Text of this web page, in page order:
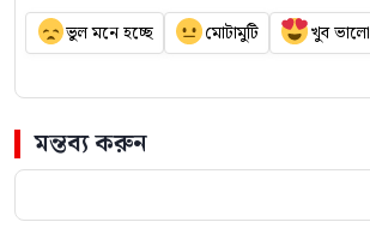
ভুল মনে হচ্ছে মোটামুটি খুব ভালো
মন্তব্য করুন